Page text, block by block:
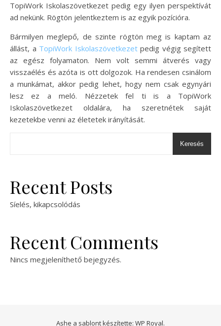
TopiWork Iskolaszövetkezet pedig egy ilyen perspektívát
ad nekünk. Rögtön jelentkeztem is az egyik pozícióra.
Bármilyen meglepő, de szinte rögtön meg is kaptam az
állást, a TopiWork Iskolaszövetkezetpedig végig segített
az egész folyamaton. Nem volt semmi átverés vagy
visszaélés és azóta is ott dolgozok. Ha rendesen csinálom
a munkámat, akkor pedig lehet, hogy nem csak egynyári
lesz ez a meló. Nézzetek fel ti is a TopiWork
Iskolaszövetkezet oldalára, ha szeretnétek saját
kezetekbe venni az életetek irányítását.
Keresés
Recent Posts
Síelés, kikapcsolódás
Recent Comments
Nincs megjeleníthető bejegyzés.
Ashe a sablont készítette: WP Royal.